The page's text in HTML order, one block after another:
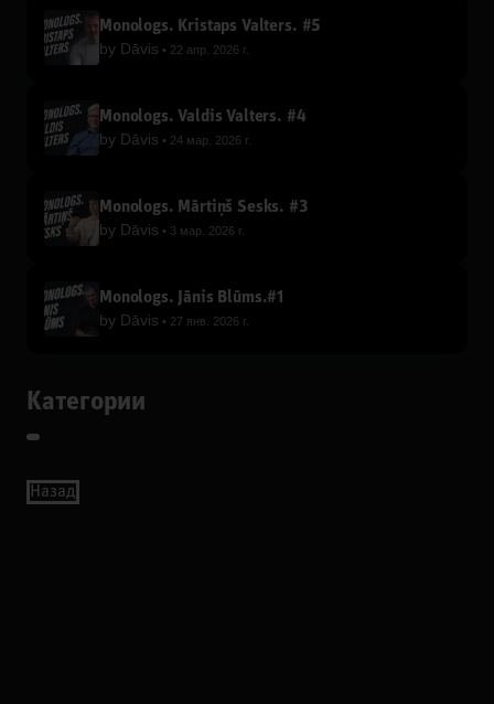
Monologs. Kristaps Valters. #5
by Dāvis 22 апр. 2026 г.
Monologs. Valdis Valters. #4
by Dāvis 24 мар. 2026 г.
Monologs. Mārtiņš Sesks. #3
by Dāvis 3 мар. 2026 г.
Monologs. Jānis Blūms.#1
by Dāvis 27 янв. 2026 г.
Категории
Назад